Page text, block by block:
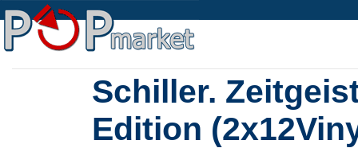
Schiller.
Edition